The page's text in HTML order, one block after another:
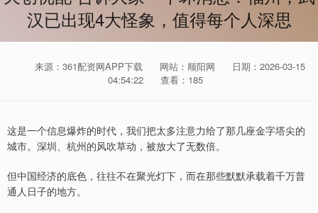
汉已出现4大怪象，值得每个人深思
来源：361配资网APP下载 网站：顺阳网
日期：2026-03-15
04:54:22
查看：185
这是一个信息爆炸的时代，我们把太多注意力给了那几座金字塔尖的
城市。深圳、杭州的风吹草动，被放大了无数倍。
但中国经济的底色，往往不在聚光灯下，而在那些默默承载着千万普
通人日子的地方。